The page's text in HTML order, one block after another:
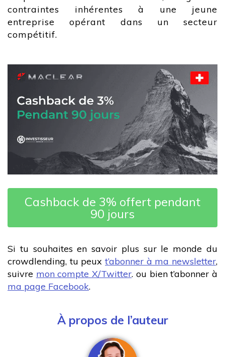
contraintes inhérentes à une jeune
entreprise opérant dans un secteur
compétitif.
Cashback de 3% offert pendant
90 jours
Si tu souhaites en savoir plus sur le monde du
crowdlending, tu peux t’abonner à ma newsletter,
suivre mon compte X/Twitter. ou bien t’abonner à
ma page Facebook.
À propos de l’auteur